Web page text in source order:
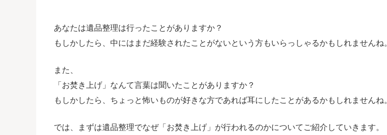
あなたは遺品整理は行ったことがありますか？
もしかしたら、中にはまだ経験されたことがないという方もいらっしゃるかもしれませんね。
また、
「お焚き上げ」なんて言葉は聞いたことがありますか？
もしかしたら、ちょっと怖いものが好きな方であれば耳にしたことがあるかもしれませんね。
では、まずは遺品整理でなぜ「お焚き上げ」が行われるのかについてご紹介していきます。